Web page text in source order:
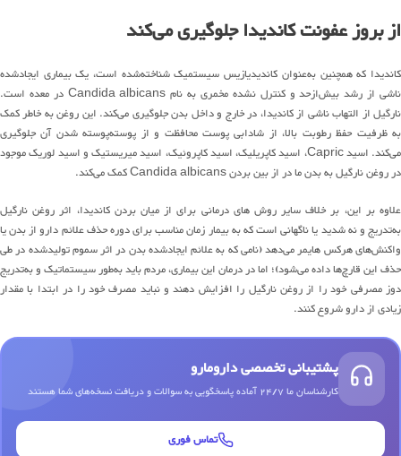
از بروز عفونت کاندیدا جلوگیری می‌کند
کاندیدا که همچنین به‌عنوان کاندیدیازیس سیستمیک شناخته‌شده است، یک بیماری ایجادشده
ناشی از رشد بیش‌ازحد و کنترل نشده مخمری به نام Candida albicans در معده است.
نارگیل از التهاب ناشی از کاندیدا، در خارج و داخل بدن جلوگیری می‌کند. این روغن به خاطر کمک
به ظرفیت حفظ رطوبت بالا، از شادابی پوست محافظت و از پوسته‌پوسته شدن آن جلوگیری
می‌کند. اسید Capric، اسید کاپریلیک، اسید کاپروئیک، اسید میریستیک و اسید لوریک موجود
در روغن نارگیل به بدن ما در از بین بردن Candida albicans کمک می‌کند.
علاوه بر این، بر خلاف سایر روش های درمانی برای از میان بردن کاندیدا، اثر روغن نارگیل
به‌تدریج و نه شدید یا ناگهانی است که به بیمار زمان مناسب برای دوره حذف علائم دارو از بدن یا
واکنش‌های هرکس هایمر می‌دهد (نامی که به علائم ایجادشده بدن در اثر سموم تولیدشده در طی
حذف این قارچ‌ها داده می‌شود)؛ اما در درمان این بیماری، مردم باید به‌طور سیستماتیک و به‌تدریج
دوز مصرفی خود را از روغن نارگیل را افزایش دهند و نباید مصرف خود را در ابتدا با مقدار
زیادی از دارو شروع کنند.
پشتیبانی تخصصی دارومارو
کارشناسان ما 24/7 آماده پاسخگویی به سوالات و دریافت نسخه‌های شما هستند
تماس فوری